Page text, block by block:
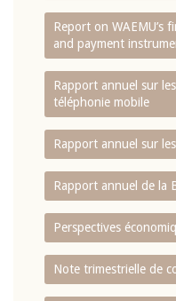
Report on WAEMU’s
and payment
Rapport annuel sur
téléphonie mobile
Rapport annuel sur
Rapport annuel de la
Perspectives
Note trimestrielle de